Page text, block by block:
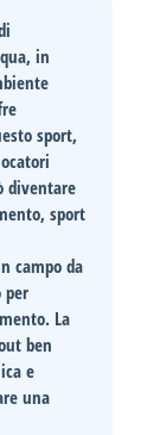
in
sport,
diventare
sport
campo da
per
La
ben
e
una